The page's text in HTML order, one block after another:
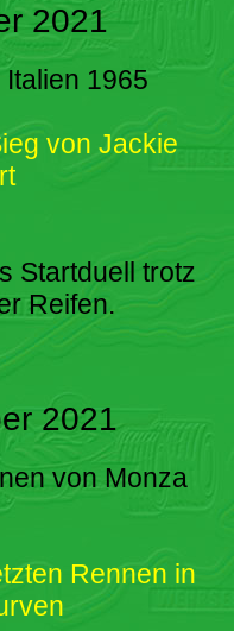
2021
1965
von Jackie
Startduell trotz
Reifen.
2021
von Monza
Rennen in